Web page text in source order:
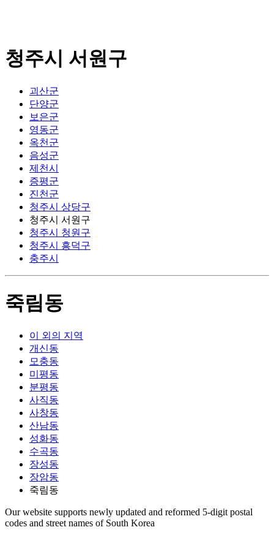
청주시 서원구
괴산군
단양군
보은군
영동군
옥천군
음성군
제천시
증평군
진천군
청주시 상당구
청주시 서원구
청주시 청원구
청주시 흥덕구
충주시
죽림동
이 외의 지역
개신동
모충동
미평동
분평동
사직동
사창동
산남동
성화동
수곡동
장성동
장암동
죽림동
Our website supports newly updated and reformed 5-digit postal
codes and street names of South Korea